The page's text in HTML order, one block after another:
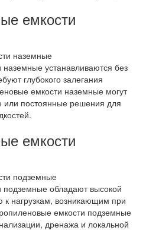
емкости
устанавливаются без
глубокого залегания
емкости наземные могут
или постоянные решения для
емкости
обладают высокой
к нагрузкам, возникающим при
емкости подземные
дренажа и локальной